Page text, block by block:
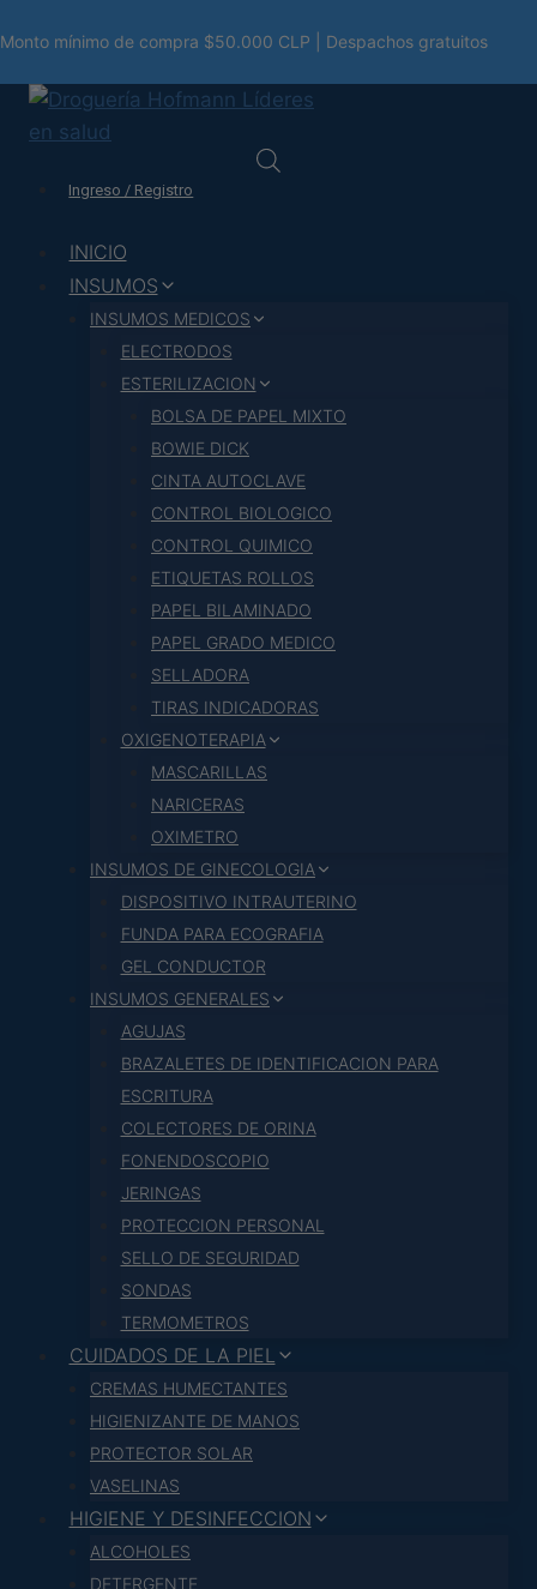
al
contenido
Monto mínimo de compra $50.000 CLP | Despachos gratuitos
Ingreso / Registro
INICIO
INSUMOS
INSUMOS MEDICOS
ELECTRODOS
ESTERILIZACION
BOLSA DE PAPEL MIXTO
BOWIE DICK
CINTA AUTOCLAVE
CONTROL BIOLOGICO
CONTROL QUIMICO
ETIQUETAS ROLLOS
PAPEL BILAMINADO
PAPEL GRADO MEDICO
SELLADORA
TIRAS INDICADORAS
OXIGENOTERAPIA
MASCARILLAS
NARICERAS
OXIMETRO
INSUMOS DE GINECOLOGIA
DISPOSITIVO INTRAUTERINO
FUNDA PARA ECOGRAFIA
GEL CONDUCTOR
INSUMOS GENERALES
AGUJAS
BRAZALETES DE IDENTIFICACION PARA
ESCRITURA
COLECTORES DE ORINA
FONENDOSCOPIO
JERINGAS
PROTECCION PERSONAL
SELLO DE SEGURIDAD
SONDAS
TERMOMETROS
CUIDADOS DE LA PIEL
CREMAS HUMECTANTES
HIGIENIZANTE DE MANOS
PROTECTOR SOLAR
VASELINAS
HIGIENE Y DESINFECCION
ALCOHOLES
DETERGENTE